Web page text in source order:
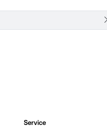
Service